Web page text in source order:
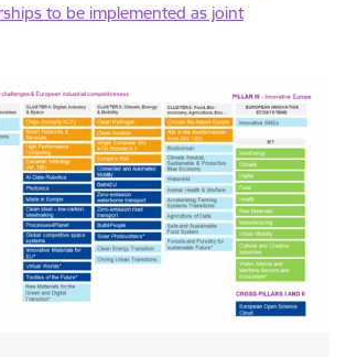
to be implemented as joint